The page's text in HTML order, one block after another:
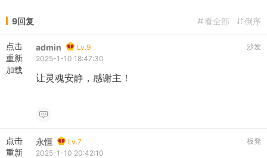
9回复 倒序
看全部
点击
重新
加载
admin Lv.9
沙发
2025-1-10 18:47:30
让灵魂安静，感谢主！
点击
重新
永恒 Lv.7
板凳
2025-1-10 20:42:10